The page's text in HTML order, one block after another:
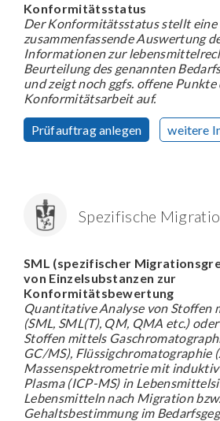
Konformitätsstatus
Der Konformitätsstatus stellt eine
zusammenfassende Auswertung
Informationen zur
Beurteilung des genannten
und zeigt noch ggfs. offene Punkte
Konformitätsarbeit auf.
Prüfauftrag anlegen weitere
Spezifische
SML (spezifischer
von Einzelsubstanzen zur
Konformitätsbewertung
Quantitative Analyse von Stoffen
(SML, SML(T), QM, QMA etc.)
Stoffen mittels
GC/MS), Flüssigchromatographie
Massenspektrometrie mit
Plasma (ICP-MS) in
Lebensmitteln nach Migration
Gehaltsbestimmung im